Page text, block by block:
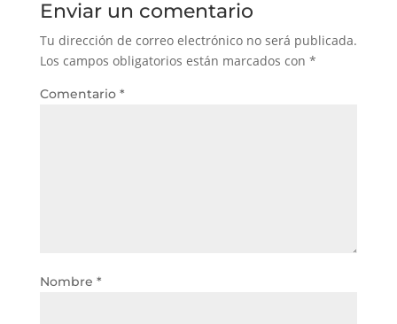
Enviar un comentario
Tu dirección de correo electrónico no será publicada.
Los campos obligatorios están marcados con *
Comentario *
Nombre *